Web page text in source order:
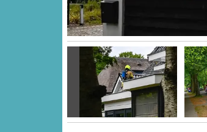
Vorige